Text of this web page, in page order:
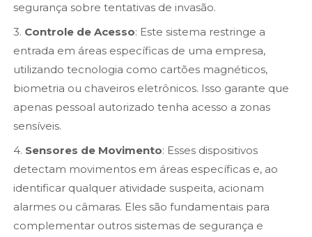
segurança sobre tentativas de invasão.
3. Controle de Acesso: Este sistema restringe a
entrada em áreas específicas de uma empresa,
utilizando tecnologia como cartões magnéticos,
biometria ou chaveiros eletrônicos. Isso garante que
apenas pessoal autorizado tenha acesso a zonas
sensíveis.
4. Sensores de Movimento: Esses dispositivos
detectam movimentos em áreas específicas e, ao
identificar qualquer atividade suspeita, acionam
alarmes ou câmaras. Eles são fundamentais para
complementar outros sistemas de segurança e